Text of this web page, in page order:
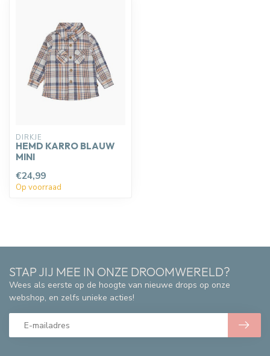
DIRKJE
HEMD KARRO BLAUW
MINI
€24,99
Op voorraad
STAP JIJ MEE IN ONZE DROOMWERELD?
Wees als eerste op de hoogte van nieuwe drops op onze
webshop, en zelfs unieke acties!